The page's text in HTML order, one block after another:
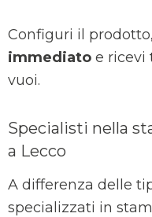
Configuri il
immediato e ricevi
vuoi.
Specialisti nella
a Lecco
A differenza delle
specializzati in